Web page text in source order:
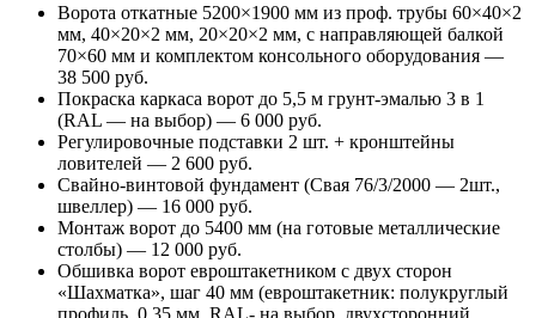
Ворота откатные 5200×1900 мм из проф. трубы 60×40×2
мм, 40×20×2 мм, 20×20×2 мм, с направляющей балкой
70×60 мм и комплектом консольного оборудования —
38 500 руб.
Покраска каркаса ворот до 5,5 м грунт-эмалью 3 в 1
(RAL — на выбор) — 6 000 руб.
Регулировочные подставки 2 шт. + кронштейны
ловителей — 2 600 руб.
Свайно-винтовой фундамент (Свая 76/3/2000 — 2шт.,
швеллер) — 16 000 руб.
Монтаж ворот до 5400 мм (на готовые металлические
столбы) — 12 000 руб.
Обшивка ворот евроштакетником с двух сторон
«Шахматка», шаг 40 мм (евроштакетник: полукруглый
профиль, 0,35 мм, RAL- на выбор, двухсторонний